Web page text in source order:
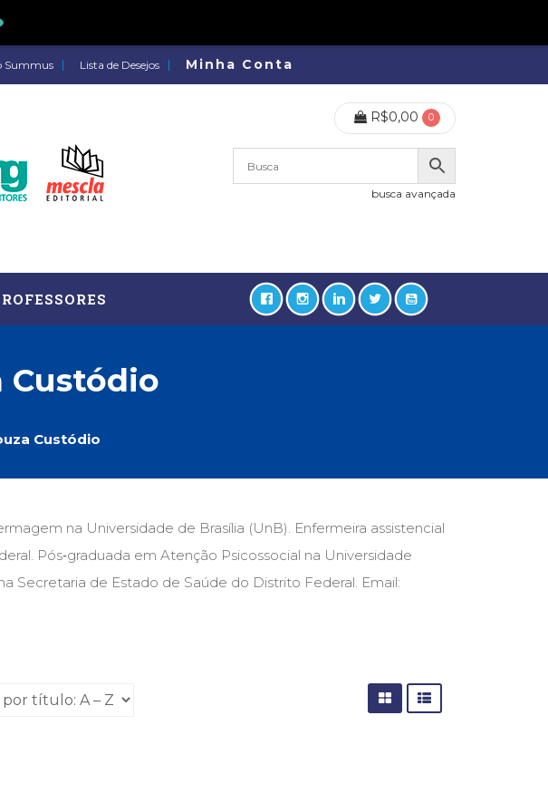
Summus Lista de Desejos Minha Conta
R$0,00 0
busca avançada
Educação (278)
Obras de referência (48)
Psicologia, Psicoterapia (799)
Rádio (8)
Custódio
Custódio
na Universidade de Brasília (UnB). Enfermeira assistencial
Pós‑graduada em Atenção Psicossocial na Universidade
Secretaria de Estado de Saúde do Distrito Federal. Email: